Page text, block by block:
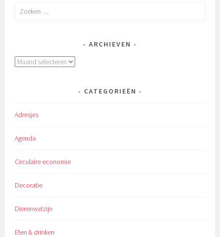
Zoeken
ARCHIEVEN
Archieven
CATEGORIEËN
Adresjes
Agenda
Circulaire economie
Decoratie
Dierenwelzijn
Eten & drinken